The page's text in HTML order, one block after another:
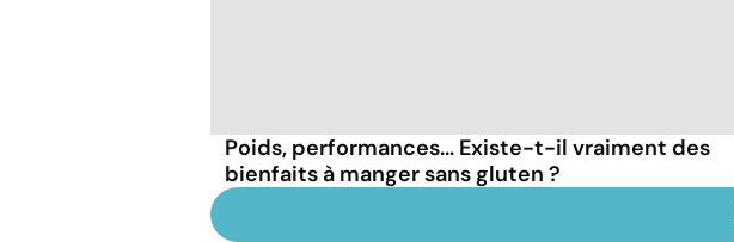
Poids, performances... Existe-t-il vraiment des
bienfaits à manger sans gluten ?